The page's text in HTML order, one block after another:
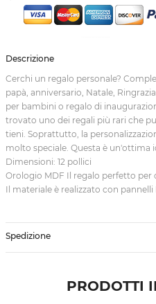
Descrizione
Cerchi un regalo personale?
papà, anniversario, Natale,
per bambini o regalo di
trovato uno dei regali più rari che
tieni. Soprattutto, la
molto speciale. Questa è un'ottima
Dimensioni: 12 pollici
Orologio MDF Il regalo perfetto per
Il materiale è realizzato con pannelli
Spedizione
PRODOTTI